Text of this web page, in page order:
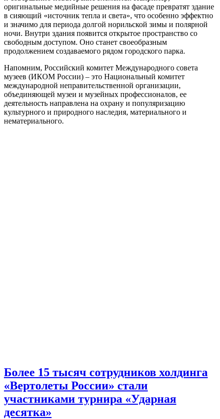
оригинальные медийные решения на фасаде превратят здание
в сияющий «источник тепла и света», что особенно эффектно
и значимо для периода долгой норильской зимы и полярной
ночи. Внутри здания появится открытое пространство со
свободным доступом. Оно станет своеобразным
продолжением создаваемого рядом городского парка.
Напомним, Российский комитет Международного совета
музеев (ИКОМ России) – это Национальный комитет
международной неправительственной организации,
объединяющей музеи и музейных профессионалов, ее
деятельность направлена на охрану и популяризацию
культурного и природного наследия, материального и
нематериального.
Более 15 тысяч сотрудников холдинга
«Вертолеты России» стали
участниками турнира «Ударная
десятка»